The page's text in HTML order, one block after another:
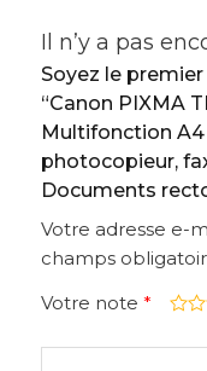
Il n’y a pas
Soyez le
“Canon PIXMA
Multifonction
photocopieur,
Documents
Votre adresse e-
champs
Votre note *